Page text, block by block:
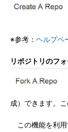
※参考： ヘルプペ
リポジトリのフォ
成）できます。
この機能を利用